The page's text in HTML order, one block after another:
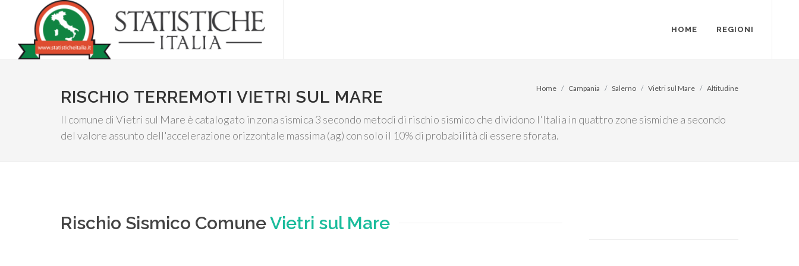
HOME REGIONI
RISCHIO TERREMOTI VIETRI SUL MARE
Il comune di Vietri sul Mare è catalogato in zona sismica 3 secondo metodi di rischio sismico che dividono l'Italia in quattro zone sismiche a secondo
del valore assunto dell'accelerazione orizzontale massima (ag) con solo il 10% di probabilità di essere sforata.
Home Campania Salerno Vietri sul Mare Altitudine
Rischio Sismico ComuneVietri sul Mare